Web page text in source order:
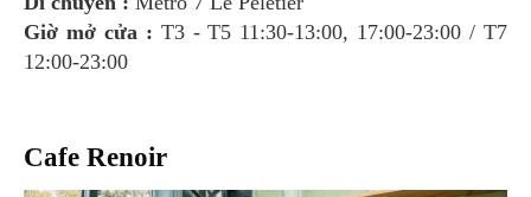
Giờ mở cửa : T3 - T5 11:30-13:00, 17:00-23:00 / T7
12:00-23:00
Cafe Renoir